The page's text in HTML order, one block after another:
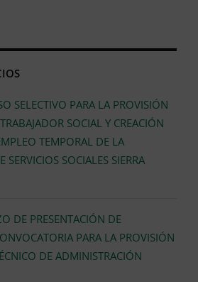
SELECTIVO PARA LA PROVISIÓN
SOCIAL Y CREACIÓN
TEMPORAL DE LA
SOCIALES SIERRA
DE PRESENTACIÓN DE
PARA LA PROVISIÓN
DE ADMINISTRACIÓN